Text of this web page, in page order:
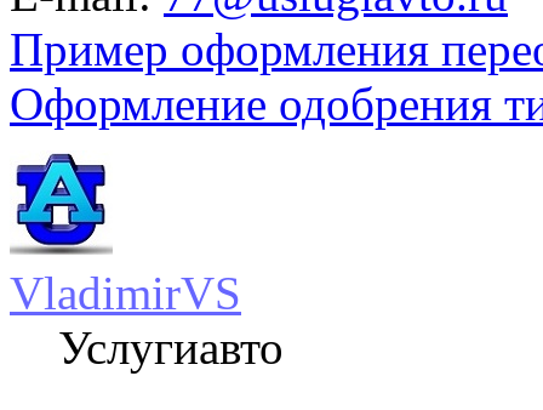
Пример оформления
Оформление одобрения
VladimirVS
Услугиавто